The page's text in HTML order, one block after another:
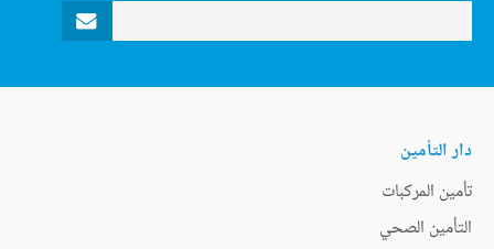
دار التأمين
تأمين المركبات
التأمين الصحي